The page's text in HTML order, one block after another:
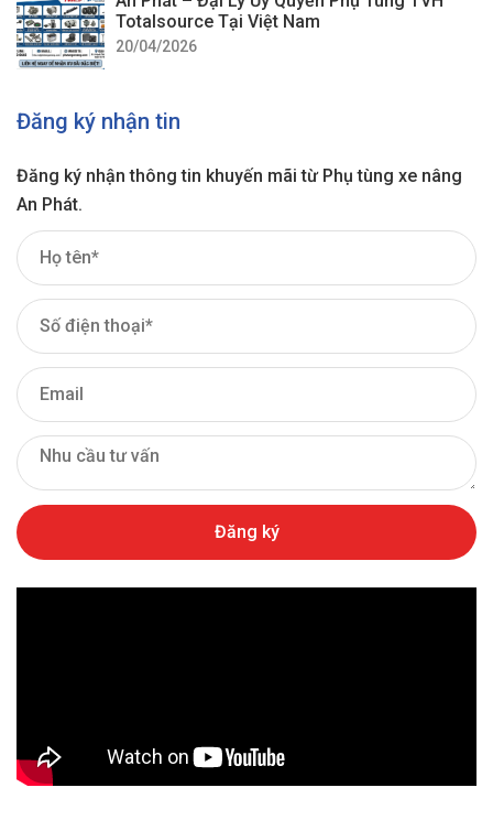
Totalsource Tại Việt Nam
20/04/2026
Đăng ký nhận tin
Đăng ký nhận thông tin khuyến mãi từ Phụ tùng xe nâng
An Phát.